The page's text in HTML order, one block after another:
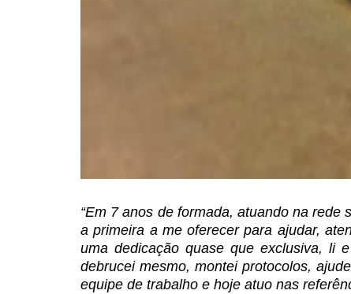
“Em 7 anos de formada, atuandona rede
a primeira a me oferecer para ajudar,
uma dedicação quase que exclusiva, li
debrucei mesmo, monteiprotocolos,
equipe de trabalho e hoje atuo nas